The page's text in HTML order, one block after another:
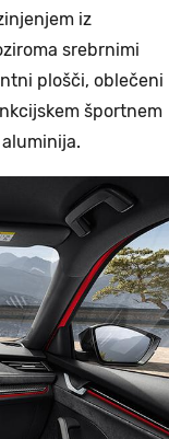
iz
srebrnimi
plošči, oblečeni
športnem